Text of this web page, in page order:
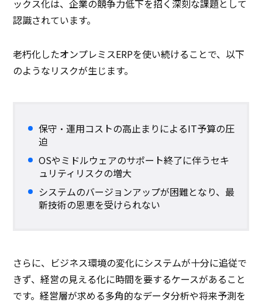
ックス化は、企業の競争力低下を招く深刻な課題として
認識されています。
老朽化したオンプレミスERPを使い続けることで、以下
のようなリスクが生じます。
保守・運用コストの高止まりによるIT予算の圧
迫
OSやミドルウェアのサポート終了に伴うセキ
ュリティリスクの増大
システムのバージョンアップが困難となり、最
新技術の恩恵を受けられない
さらに、ビジネス環境の変化にシステムが十分に追従で
きず、経営の見える化に時間を要するケースがあること
です。経営層が求める多角的なデータ分析や将来予測を